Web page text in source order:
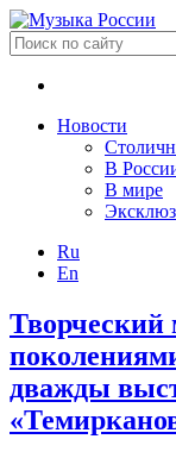
Новости
В
В мире
Ru
En
Творческий
дважды